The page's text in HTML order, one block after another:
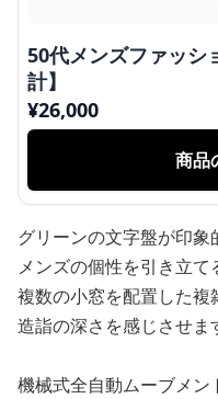
50代メンズファッシ
計】
¥26,000
商品
グリーンの文字盤が印
メンズの個性を引き立て
複数の小窓を配置した
造詣の深さを感じさせま
機械式全自動ムーブメ